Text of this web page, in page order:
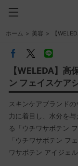
ホーム 美容 【
【WELEDA】高
ン フェイスケア
スキンケアブランド
力に着目し、水分を
る「ウチワサボテン
「ウチワサボテン フ
ワサボテン アイジェ